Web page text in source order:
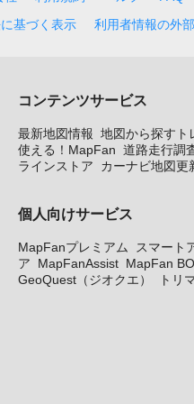
基づく表示
利用者情報の外
コンテンツサービス
最新地図情報 地図から探すト
使える！MapFan 道路走行調
ラインストア
カーナビ地図更
個人向けサービス
MapFanプレミアム
スマート
ア
MapFanAssist MapFan
GeoQuest（ジオクエ）
トリ